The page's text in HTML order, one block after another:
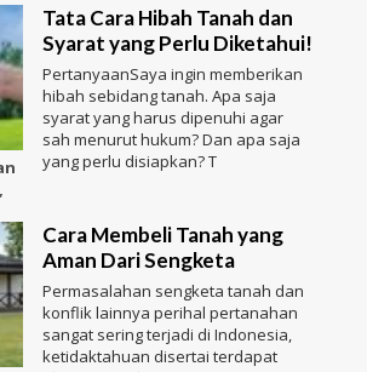
Tata Cara Hibah Tanah dan
Syarat yang Perlu Diketahui!
PertanyaanSaya ingin memberikan
hibah sebidang tanah. Apa saja
syarat yang harus dipenuhi agar
sah menurut hukum? Dan apa saja
yang perlu disiapkan? T
Cara Membeli Tanah yang
Aman Dari Sengketa
Permasalahan sengketa tanah dan
konflik lainnya perihal pertanahan
sangat sering terjadi di Indonesia,
ketidaktahuan disertai terdapat